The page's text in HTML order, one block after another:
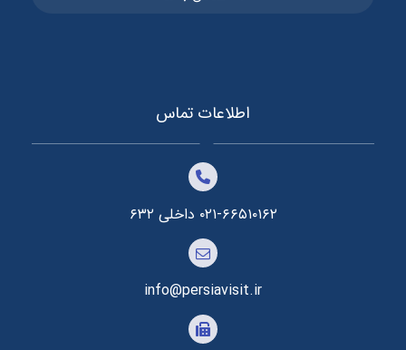
اطلاعات تماس
۰۲۱-۶۶۵۱۰۱۶۲ داخلی ۶۳۲
info@persiavisit.ir